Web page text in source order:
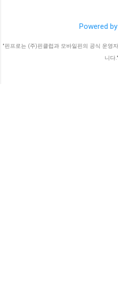
Powered
"핀프로는 (주)핀클럽과 모바일핀의 공식 운영
니다."